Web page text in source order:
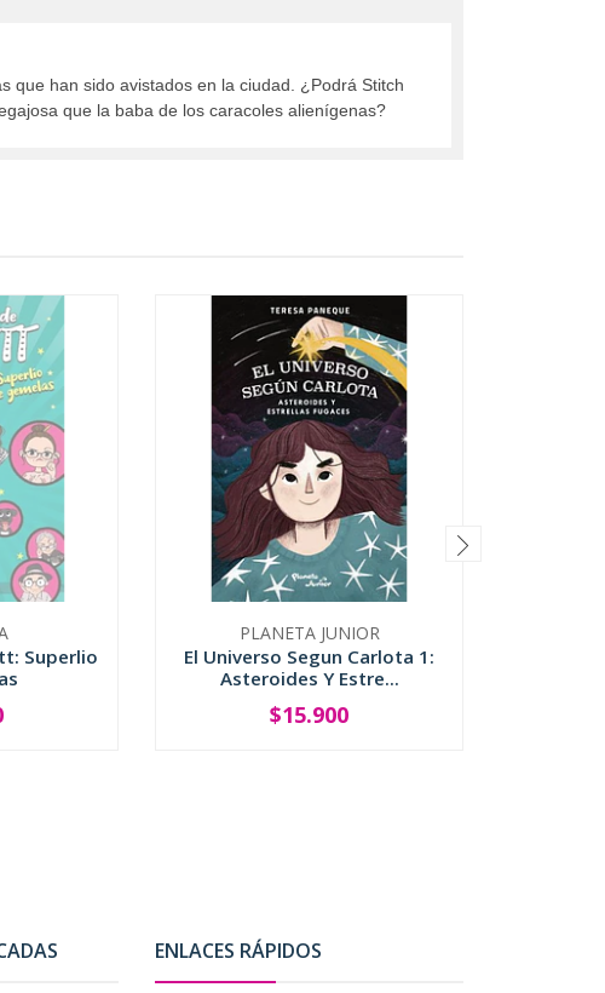
que han sido avistados en la ciudad. ¿Podrá Stitch
que la baba de los caracoles alienígenas?
Superlio
PLANETA JUNIOR
El Universo Segun Carlota 1:
Asteroides Y Estre...
+
$15.900
ENLACES RÁPIDOS